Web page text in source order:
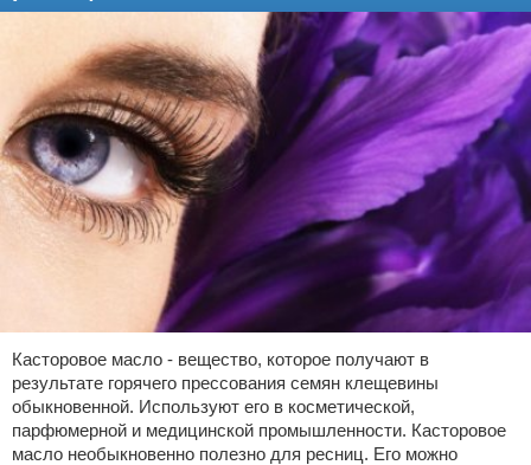
Касторовое масло - вещество, которое получают в
результате горячего прессования семян клещевины
обыкновенной. Используют его в косметической,
парфюмерной и медицинской промышленности. Касторовое
масло необыкновенно полезно для ресниц. Его можно